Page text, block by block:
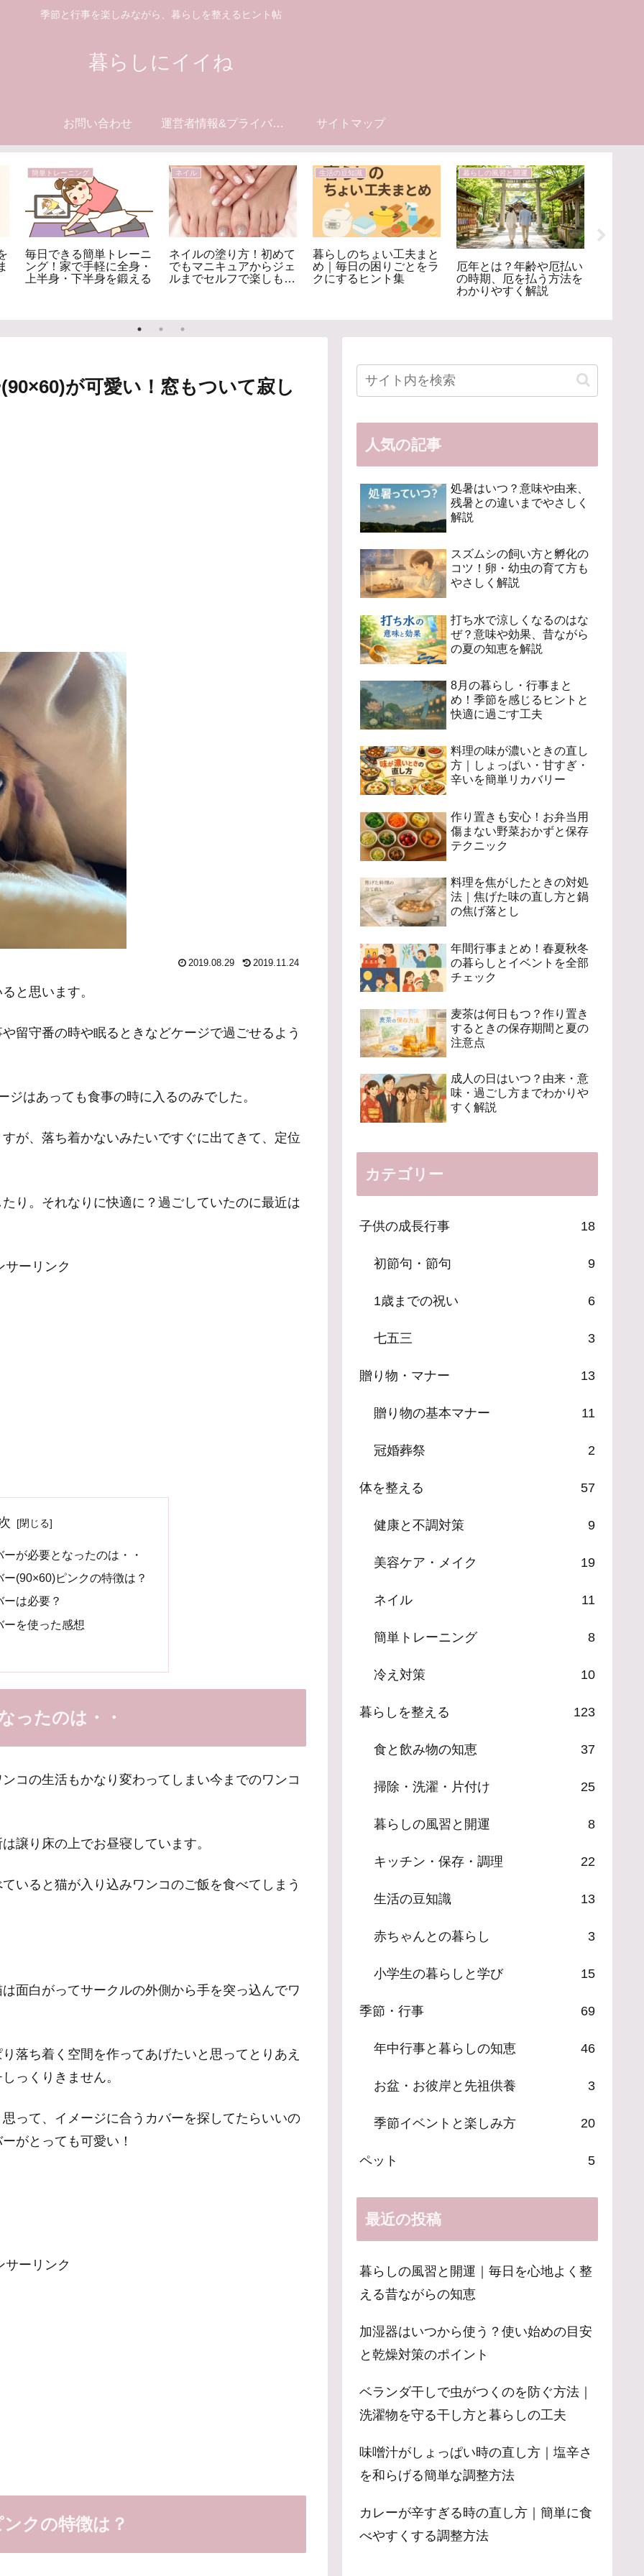
季節と行事を楽しみながら、暮らしを整えるヒント帖
暮らしにイイね
お問い合わせ 運営者情報&プライバシーポリシー サイトマップ
簡単トレーニング
毎日できる簡単トレーニ
ング！家で手軽に全身・
上半身・下半身を鍛える
ネイル
ネイルの塗り方！初めて
でもマニキュアからジェ
ルまでセルフで楽しも
生活の豆知識
暮らしのちょい工夫まと
め｜毎日の困りごとをラ
クにするヒント集
暮らしの風習と開運
厄年とは？年齢や厄払い
の時期、厄を払う方法を
わかりやすく解説
が可愛い！窓もついて寂し
2019.08.29 2019.11.24
と思います。
留守番の時や眠るときなどケージで過ごせるよう
はあっても食事の時に入るのみでした。
が、落ち着かないみたいですぐに出てきて、定位
り。それなりに快適に？過ごしていたのに最近は
サーリンク
が必要となったのは・・
(90×60)ピンクの特徴は？
は必要？
ーを使った感想
ったのは・・
コの生活もかなり変わってしまい今までのワンコ
譲り床の上でお昼寝しています。
いると猫が入り込みワンコのご飯を食べてしまう
面白がってサークルの外側から手を突っ込んでワ
落ち着く空間を作ってあげたいと思ってとりあえ
っくりきません。
って、イメージに合うカバーを探してたらいいの
がとっても可愛い！
サーリンク
クの特徴は？
人気の記事
処暑はいつ？意味や由来、
残暑との違いまでやさしく
解説
スズムシの飼い方と孵化の
コツ！卵・幼虫の育て方も
やさしく解説
打ち水で涼しくなるのはな
ぜ？意味や効果、昔ながら
の夏の知恵を解説
8月の暮らし・行事まと
め！季節を感じるヒントと
快適に過ごす工夫
料理の味が濃いときの直し
方｜しょっぱい・甘すぎ・
辛いを簡単リカバリー
作り置きも安心！お弁当用
傷まない野菜おかずと保存
テクニック
料理を焦がしたときの対処
法｜焦げた味の直し方と鍋
の焦げ落とし
年間行事まとめ！春夏秋冬
の暮らしとイベントを全部
チェック
麦茶は何日もつ？作り置き
するときの保存期間と夏の
注意点
成人の日はいつ？由来・意
味・過ごし方までわかりや
すく解説
カテゴリー
子供の成長行事 18
初節句・節句 9
1歳までの祝い 6
七五三 3
贈り物・マナー 13
贈り物の基本マナー 11
冠婚葬祭 2
体を整える 57
健康と不調対策 9
美容ケア・メイク 19
ネイル 11
簡単トレーニング 8
冷え対策 10
暮らしを整える 123
食と飲み物の知恵 37
掃除・洗濯・片付け 25
暮らしの風習と開運 8
キッチン・保存・調理 22
生活の豆知識 13
赤ちゃんとの暮らし 3
小学生の暮らしと学び 15
季節・行事 69
年中行事と暮らしの知恵 46
お盆・お彼岸と先祖供養 3
季節イベントと楽しみ方 20
ペット 5
最近の投稿
暮らしの風習と開運｜毎日を心地よく整
える昔ながらの知恵
加湿器はいつから使う？使い始めの目安
と乾燥対策のポイント
ベランダ干しで虫がつくのを防ぐ方法｜
洗濯物を守る干し方と暮らしの工夫
味噌汁がしょっぱい時の直し方｜塩辛さ
を和らげる簡単な調整方法
カレーが辛すぎる時の直し方｜簡単に食
べやすくする調整方法